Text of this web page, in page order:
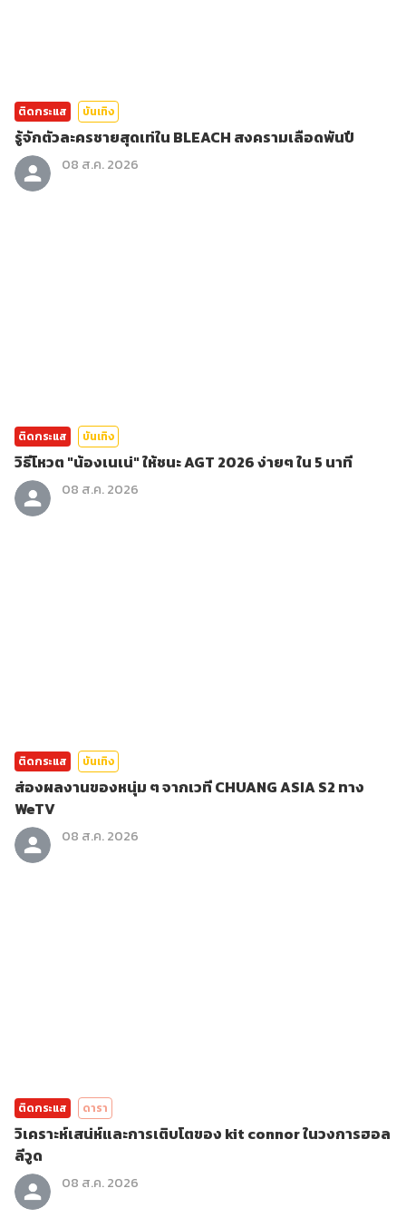
ติดกระแส บันเทิง
รู้จักตัวละครชายสุดเท่ใน BLEACH สงครามเลือดพันปี
08 ส.ค. 2026
ติดกระแส บันเทิง
วิธีโหวต "น้องเนเน่" ให้ชนะ AGT 2026 ง่ายๆ ใน 5 นาที
08 ส.ค. 2026
ติดกระแส บันเทิง
ส่องผลงานของหนุ่ม ๆ จากเวที CHUANG ASIA S2 ทาง
WeTV
08 ส.ค. 2026
ติดกระแส ดารา
วิเคราะห์เสน่ห์และการเติบโตของ kit connor ในวงการฮอล
ลีวูด
08 ส.ค. 2026